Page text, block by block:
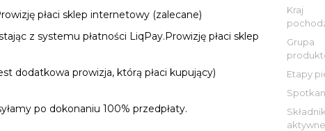
płaci sklep internetowy (zalecane)
z systemu płatności LiqPay.Prowizję płaci sklep
dodatkowa prowizja, którą płaci kupujący)
po dokonaniu 100% przedpłaty.
Kraj
Grupa
Etapy
aktywne